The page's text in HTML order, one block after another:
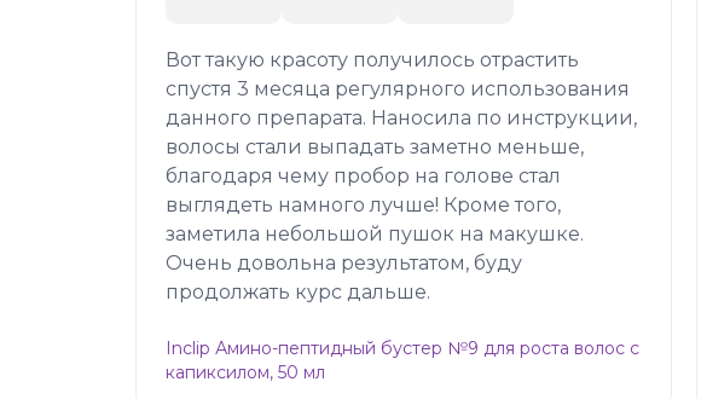
Вот такую красоту получилось отрастить
спустя 3 месяца регулярного использования
данного препарата. Наносила по инструкции,
волосы стали выпадать заметно меньше,
благодаря чему пробор на голове стал
выглядеть намного лучше! Кроме того,
заметила небольшой пушок на макушке.
Очень довольна результатом, буду
продолжать курс дальше.
Inclip Амино-пептидный бустер №9 для роста волос с
капиксилом, 50 мл